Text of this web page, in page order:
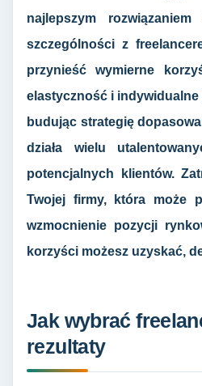
najlepszym
szczególności z
przynieść wymierne
elastyczność i
budując strategię
działa wielu
potencjalnych klientów.
Twojej firmy, która może
wzmocnienie pozycji
korzyści możesz uzyskać,
Jak wybrać
rezultaty